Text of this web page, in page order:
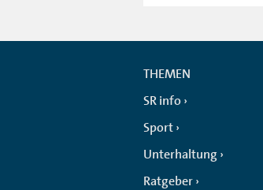
THEMEN
SR info
Sport
Unterhaltung
Ratgeber